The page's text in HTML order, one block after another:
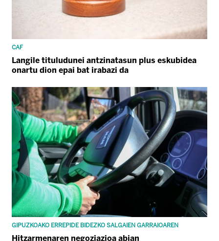
CAF
Langile tituludunei antzinatasun plus eskubidea
onartu dion epai bat irabazi da
GIPUZKOAKO ERREPIDE BIDEZKO SALGAIEN GARRAIOAREN
Hitzarmenaren negoziazioa abian